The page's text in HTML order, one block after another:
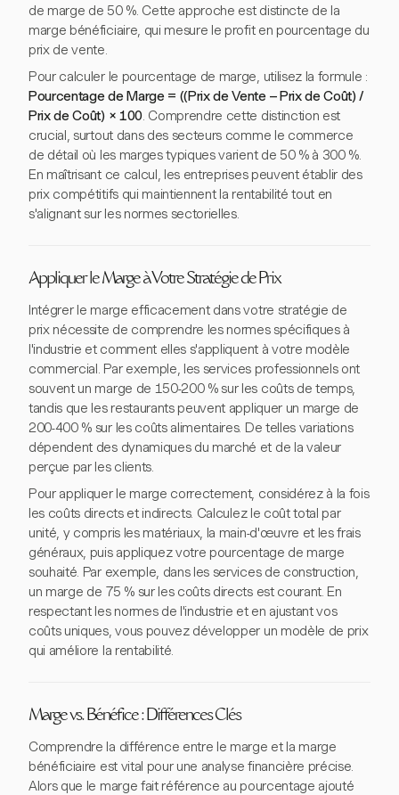
de marge de 50 %. Cette approche est distincte de la
marge bénéficiaire, qui mesure le profit en pourcentage du
prix de vente.
Pour calculer le pourcentage de marge, utilisez la formule :
Pourcentage de Marge = ((Prix de Vente – Prix de Coût) /
Prix de Coût) × 100. Comprendre cette distinction est
crucial, surtout dans des secteurs comme le commerce
de détail où les marges typiques varient de 50 % à 300 %.
En maîtrisant ce calcul, les entreprises peuvent établir des
prix compétitifs qui maintiennent la rentabilité tout en
s'alignant sur les normes sectorielles.
Appliquer le Marge à Votre Stratégie de Prix
Intégrer le marge efficacement dans votre stratégie de
prix nécessite de comprendre les normes spécifiques à
l'industrie et comment elles s'appliquent à votre modèle
commercial. Par exemple, les services professionnels ont
souvent un marge de 150-200 % sur les coûts de temps,
tandis que les restaurants peuvent appliquer un marge de
200-400 % sur les coûts alimentaires. De telles variations
dépendent des dynamiques du marché et de la valeur
perçue par les clients.
Pour appliquer le marge correctement, considérez à la fois
les coûts directs et indirects. Calculez le coût total par
unité, y compris les matériaux, la main-d'œuvre et les frais
généraux, puis appliquez votre pourcentage de marge
souhaité. Par exemple, dans les services de construction,
un marge de 75 % sur les coûts directs est courant. En
respectant les normes de l'industrie et en ajustant vos
coûts uniques, vous pouvez développer un modèle de prix
qui améliore la rentabilité.
Marge vs. Bénéfice : Différences Clés
Comprendre la différence entre le marge et la marge
bénéficiaire est vital pour une analyse financière précise.
Alors que le marge fait référence au pourcentage ajouté